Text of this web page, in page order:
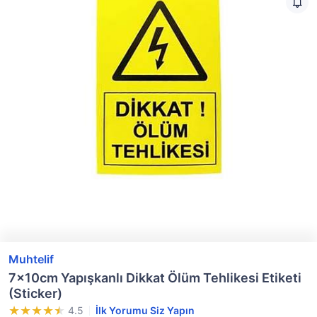
Muhtelif
7x10cm Yapışkanlı Dikkat Ölüm Tehlikesi Etiketi
(Sticker)
4.5 İlk Yorumu Siz Yapın